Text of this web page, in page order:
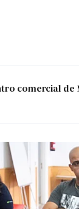
comercial